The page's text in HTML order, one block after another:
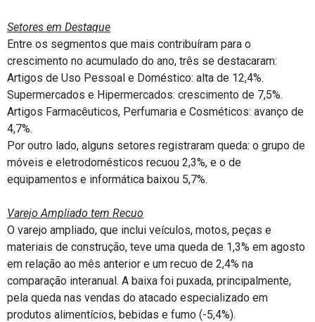
Setores em Destaque
Entre os segmentos que mais contribuíram para o
crescimento no acumulado do ano, três se destacaram:
Artigos de Uso Pessoal e Doméstico: alta de 12,4%.
Supermercados e Hipermercados: crescimento de 7,5%.
Artigos Farmacêuticos, Perfumaria e Cosméticos: avanço de
4,7%.
Por outro lado, alguns setores registraram queda: o grupo de
móveis e eletrodomésticos recuou 2,3%, e o de
equipamentos e informática baixou 5,7%.
Varejo Ampliado tem Recuo
O varejo ampliado, que inclui veículos, motos, peças e
materiais de construção, teve uma queda de 1,3% em agosto
em relação ao mês anterior e um recuo de 2,4% na
comparação interanual. A baixa foi puxada, principalmente,
pela queda nas vendas do atacado especializado em
produtos alimentícios, bebidas e fumo (-5,4%).